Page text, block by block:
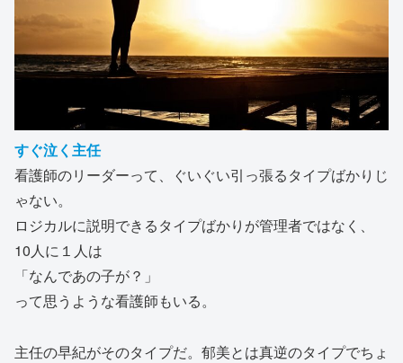
すぐ泣く主任
看護師のリーダーって、ぐいぐい引っ張るタイプばかりじ
ゃない。
ロジカルに説明できるタイプばかりが管理者ではなく、
10人に１人は
「なんであの子が？」
って思うような看護師もいる。
主任の早紀がそのタイプだ。郁美とは真逆のタイプでちょ